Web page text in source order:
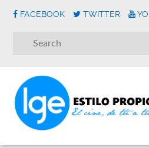
FACEBOOK TWITTER